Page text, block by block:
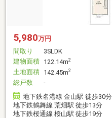
5,980万円
間取り
3SLDK
建物面積 122.14m2
土地面積 142.45m2
総戸数
-
地下鉄名港線 金山駅 徒歩30分
地下鉄鶴舞線 荒畑駅 徒歩13分
地下鉄桜通線 桜山駅 徒歩19分